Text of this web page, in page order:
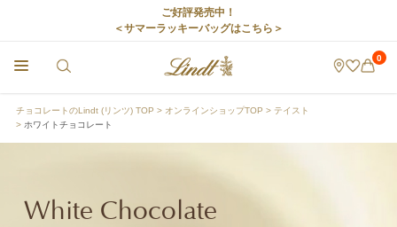
ご好評発売中！
＜サマーラッキーバッグはこちら＞
0
チョコレートのLindt (リンツ) TOP オンラインショップTOP
テイスト
ホワイトチョコレート
White Chocolate